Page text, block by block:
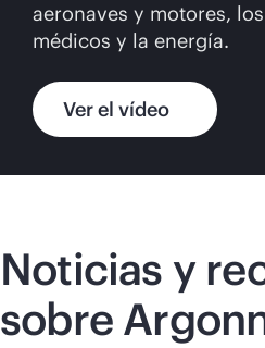
aeronaves y motores,
médicos y la energía.
Ver el vídeo
Noticias y
sobre